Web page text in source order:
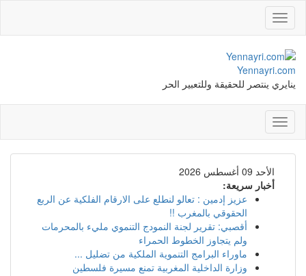
Toggle
navigation
Yennayri.com
ينايري ينتصر للحقيقة وللتعبير الحر
Toggle
navigation
الأحد 09 أغسطس 2026
أخبار سريعة:
عزيز إدمين : تعالو لنطلع على الارقام الفلكية عن الربع
الحقوقي بالمغرب !!
أقصبي: تقرير لجنة النمودج التنموي مليء بالمحرمات
ولم يتجاوز الخطوط الحمراء
ماوراء البرامج التنموية الملكية من تضليل ...
وزارة الداخلية المغربية تمنع مسيرة فلسطين